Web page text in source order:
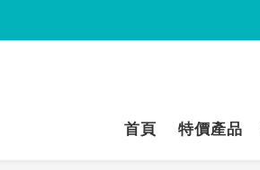
首頁 特價產品